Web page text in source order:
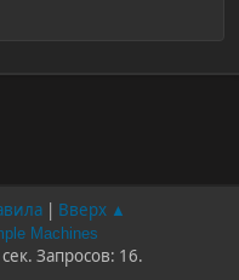
| Вверх ▲
Machines
Запросов: 16.